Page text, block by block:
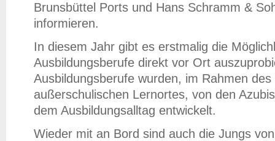
Brunsbüttel Ports und Hans Schramm &
informieren.
In diesem Jahr gibt es erstmalig die
Ausbildungsberufe direkt vor Ort
Ausbildungsberufe wurden, im Rahmen
außerschulischen Lernortes, von den
dem Ausbildungsalltag entwickelt.
Wieder mit an Bord sind auch die Jungs